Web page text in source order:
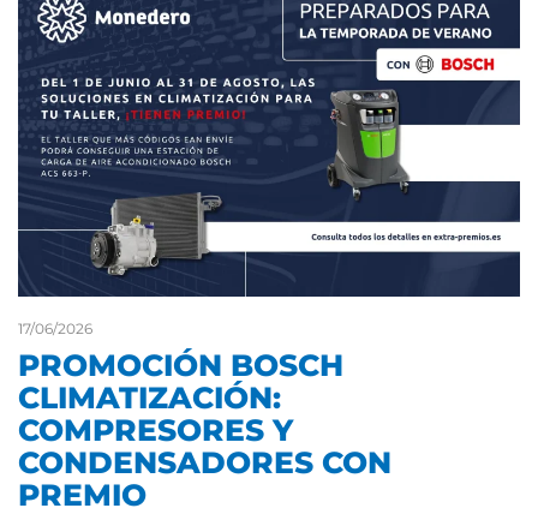
17/06/2026
PROMOCIÓN BOSCH
CLIMATIZACIÓN:
COMPRESORES Y
CONDENSADORES CON
PREMIO